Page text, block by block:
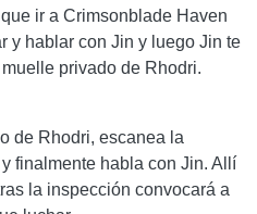
ir a Crimsonblade Haven
y hablar con Jin y luego Jin te
privado de Rhodri.
de Rhodri, escanea la
finalmente habla con Jin. Allí
la inspección convocará a